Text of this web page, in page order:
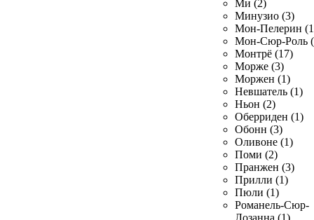
Ми (2)
Минузио (3)
Мон-Пелерин
Мон-Сюр-Роль
Монтрё (17)
Морже (3)
Моржен (1)
Невшатель (1)
Ньон (2)
Оберриден (1)
Обонн (3)
Оливоне (1)
Поми (2)
Пранжен (3)
Прилли (1)
Пюли (1)
Романель-Сюр-
Лозанна (1)